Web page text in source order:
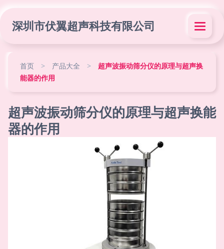
深圳市伏翼超声科技有限公司
首页 > 产品大全 >
超声波振动筛分仪的原理与超声换
能器的作用
超声波振动筛分仪的原理与超声换能
器的作用